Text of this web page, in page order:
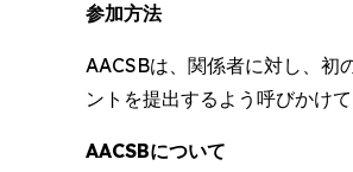
参加方法
AACSBは、関係者に対し、初
ントを提出するよう呼びかけ
AACSBについて